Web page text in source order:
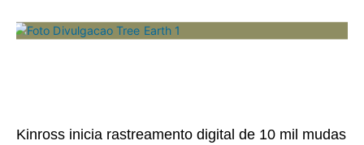
Kinross inicia rastreamento digital de 10 mil mudas